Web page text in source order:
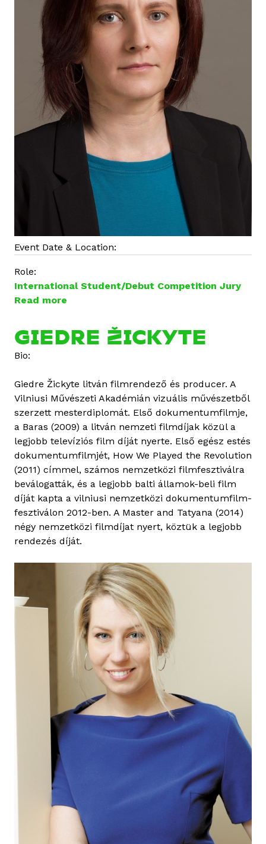
Event Date & Location:
Role:
International Student/Debut Competition Jury
Read more
o
u
e
r
é
z
V
i
n
c
z
e
GIEDRE ŽICKYTE
Bio:
Giedre Žickyte litván filmrendező és producer. A
Vilniusi Művészeti Akadémián vizuális művészetből
szerzett mesterdiplomát. Első dokumentumfilmje,
a Baras (2009) a litván nemzeti filmdíjak közül a
legjobb televíziós film díját nyerte. Első egész estés
dokumentumfilmjét, How We Played the Revolution
(2011) címmel, számos nemzetközi filmfesztiválra
beválogatták, és a legjobb balti államok-beli film
díját kapta a vilniusi nemzetközi dokumentumfilm-
fesztiválon 2012-ben. A Master and Tatyana (2014)
négy nemzetközi filmdíjat nyert, köztük a legjobb
rendezés díját.